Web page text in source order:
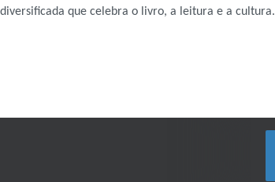
que celebra o livro, a leitura e a cultura.